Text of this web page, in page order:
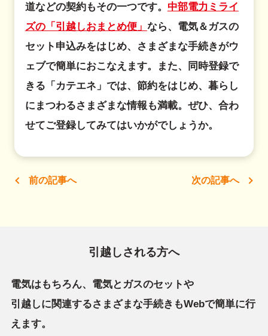
道などの契約もその一つです。 中部電力ミライ
ズの「引越しおまとめ便」 なら、電気＆ガスの
セット申込みをはじめ、さまざまな手続きがウ
ェブで簡単におこなえます。また、同時登録で
きる「カテエネ」では、節約をはじめ、暮らし
にまつわるさまざまな情報も満載。ぜひ、合わ
せてご登録してみてはいかがでしょうか。
前の記事へ 次の記事へ
引越しされる方へ
電気はもちろん、電気とガスのセットや
引越しに関連するさまざまな手続きもWebで簡単に行
えます。